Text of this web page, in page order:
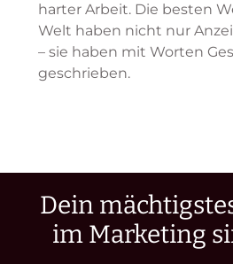
harter Arbeit. Die besten
Welt haben nicht nur
– sie haben mit Worten
geschrieben.
Dein
im Marketing